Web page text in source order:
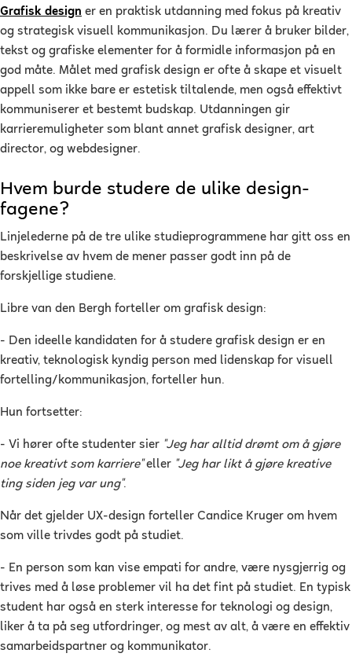
Grafisk design er en praktisk utdanning med fokus på kreativ
og strategisk visuell kommunikasjon. Du lærer å bruker bilder,
tekst og grafiske elementer for å formidle informasjon på en
god måte. Målet med grafisk design er ofte å skape et visuelt
appell som ikke bare er estetisk tiltalende, men også effektivt
kommuniserer et bestemt budskap. Utdanningen gir
karrieremuligheter som blant annet grafisk designer, art
director, og webdesigner.
Hvem burde studere de ulike design-
fagene?
Linjelederne på de tre ulike studieprogrammene har gitt oss en
beskrivelse av hvem de mener passer godt inn på de
forskjellige studiene.
Libre van den Bergh forteller om grafisk design:
- Den ideelle kandidaten for å studere grafisk design er en
kreativ, teknologisk kyndig person med lidenskap for visuell
fortelling/kommunikasjon, forteller hun.
Hun fortsetter:
- Vi hører ofte studenter sier "Jeg har alltid drømt om å gjøre
noe kreativt som karriere"eller "Jeg har likt å gjøre kreative
ting siden jeg var ung".
Når det gjelder UX-design forteller Candice Kruger om hvem
som ville trivdes godt på studiet.
- En person som kan vise empati for andre, være nysgjerrig og
trives med å løse problemer vil ha det fint på studiet. En typisk
student har også en sterk interesse for teknologi og design,
liker å ta på seg utfordringer, og mest av alt, å være en effektiv
samarbeidspartner og kommunikator.